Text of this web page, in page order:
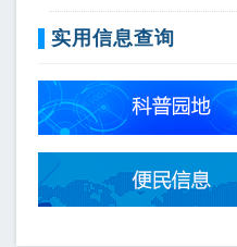
实用信息查询